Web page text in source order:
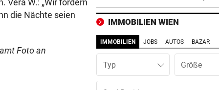
Vera W.: „Wir fordern
die Nächte seien
Foto an
Koalition in die Pflicht
ALARM IN BULGARIEN
Wohl ukrainische Drohne mit
Sprengstoff explodiert
IMMOBILIEN WIEN
IMMOBILIEN JOBS AUTOS BAZAR
Typ